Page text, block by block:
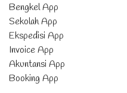
Bengkel App
Sekolah App
Ekspedisi App
Invoice App
Akuntansi App
Booking App